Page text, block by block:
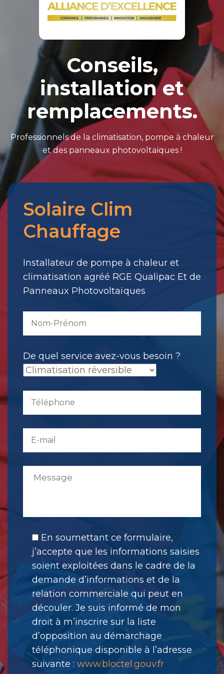
Conseils,
installation et
remplacements.
Professionnels de la climatisation, pompe à chaleur
et des panneaux photovoltaïques !
Merci
pour
votre
Il
a
été
Solaire Clim
Chauffage
Installateur de pompe à chaleur et
climatisation agréé RGE Qualipac Et de
Panneaux Photovoltaïques
De quel service avez-vous besoin ?
En soumettant ce formulaire,
j’accepte que les informations saisies
soient exploitées dans le cadre de la
demande d’informations et de la
relation commerciale qui peut en
découler. Je suis informé de mon
droit à m’inscrire sur la liste
d’opposition au démarchage
téléphonique disponible à l’adresse
suivante : www.bloctel.gouv.fr